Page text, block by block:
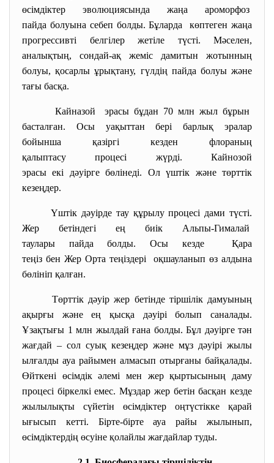
өсімдіктер эволюциясында жаңа ароморфоз
пайда болуына себеп болды. Бұларда көптеген жаңа
прогрессивті белгілер жетіле түсті. Мәселен,
аналықтың, сондай-ақ жеміс дамитын жотынның
болуы, қосарлы ұрықтану, гүлдің пайда болуы және
тағы басқа.
Кайназой эрасы бұдан 70 млн жыл бұрын
басталған. Осы уақыттан бері барлық эралар
бойынша қазіргі кезден флораның
қалыптасу процесі жүрді. Кайнозой
эрасы екі дәуірге бөлінеді. Ол үштік және төрттік
кезеңдер.
Үштік дәуірде тау құрылу процесі дами түсті.
Жер бетіндегі ең биік Альпы-Гималай
таулары пайда болды. Осы кезде Қара
теңіз бен Жер Орта теңіздері оқшауланып өз алдына
бөлініп қалған.
Төрттік дәуір жер бетінде тіршілік дамуының
ақырғы және ең қысқа дәуірі болып саналады.
Ұзақтығы 1 млн жылдай ғана болды. Бұл дәуірге тән
жағдай – сол суық кезеңдер және мұз дәуірі жылы
ылғалды ауа райымен алмасып отырғаны байқалады.
Өйткені өсімдік әлемі мен жер қыртысының даму
процесі біркелкі емес. Мұздар жер бетін басқан кезде
жылылықты сүйетін өсімдіктер оңтүстікке қарай
ығысып кетті. Бірте-бірте ауа райы жылынып,
өсімдіктердің өсуіне қолайлы жағдайлар туды.